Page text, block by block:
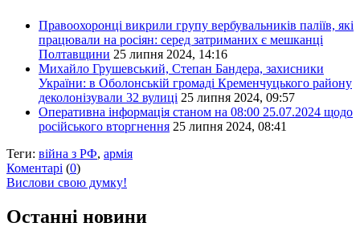
Правоохоронці викрили групу вербувальників паліїв, які
працювали на росіян: серед затриманих є мешканці
Полтавщини 25 липня 2024, 14:16
Михайло Грушевський, Степан Бандера, захисники
України: в Оболонській громаді Кременчуцького району
деколонізували 32 вулиці 25 липня 2024, 09:57
Оперативна інформація станом на 08:00 25.07.2024 щодо
російського вторгнення 25 липня 2024, 08:41
Теги: війна з РФ, армія
Коментарі (0)
Вислови свою думку!
Останні новини